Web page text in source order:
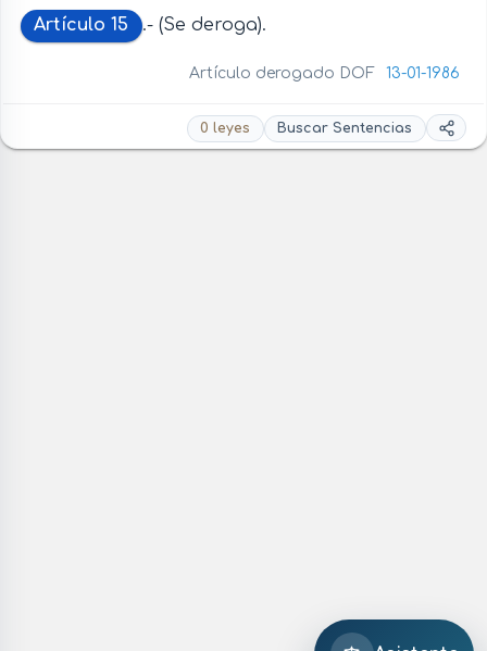
Artículo 15 .- (Se deroga).
Artículo derogado DOF 13-01-1986
0 leyes Buscar Sentencias